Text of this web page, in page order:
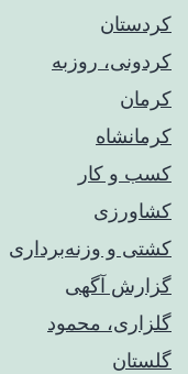
کردستان
کردونی، روزبه
کرمان
کرمانشاه
کسب و کار
کشاورزی
کشتی و وزنه‌برداری
گزارش آگهی
گلزاری، محمود
گلستان